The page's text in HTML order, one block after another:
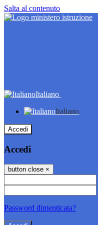
Salta al contenuto
Italiano
Italiano
Accedi
Accedi
button close ×
Password dimenticata?